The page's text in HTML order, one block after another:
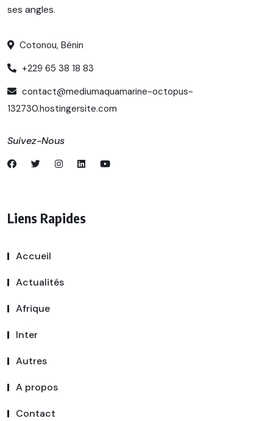
ses angles.
Cotonou, Bénin
+229 65 38 18 83
contact@mediumaquamarine-octopus-
132730.hostingersite.com
Suivez-Nous
Liens Rapides
Accueil
Actualités
Afrique
Inter
Autres
A propos
Contact